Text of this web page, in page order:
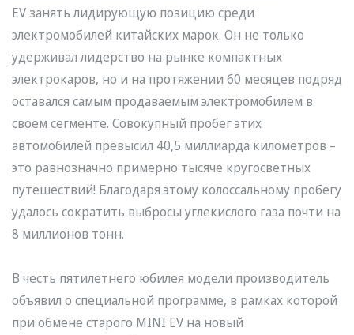
EV занять лидирующую позицию среди
электромобилей китайских марок. Он не только
удерживал лидерство на рынке компактных
электрокаров, но и на протяжении 60 месяцев подряд
оставался самым продаваемым электромобилем в
своем сегменте. Совокупный пробег этих
автомобилей превысил 40,5 миллиарда километров –
это равнозначно примерно тысяче кругосветных
путешествий! Благодаря этому колоссальному пробегу
удалось сократить выбросы углекислого газа почти на
8 миллионов тонн.
В честь пятилетнего юбилея модели производитель
объявил о специальной программе, в рамках которой
при обмене старого MINI EV на новый